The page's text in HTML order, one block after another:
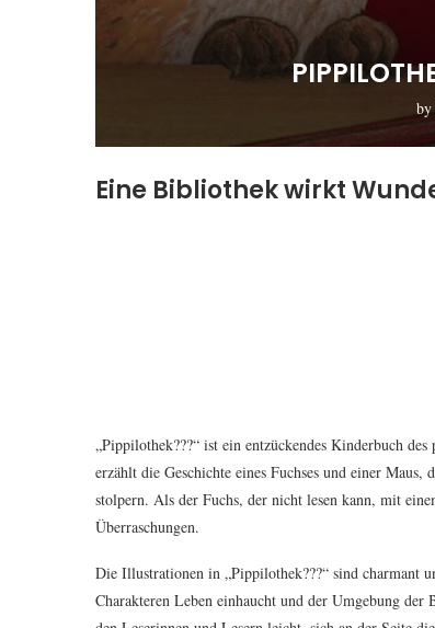
Eine Bibliothek wirkt
„Pippilothek???“ ist ein entzückendes Kinderbuch
erzählt die Geschichte eines Fuchses und einer
stolpern. Als der Fuchs, der nicht lesen kann, mit
Überraschungen.
Die Illustrationen in „Pippilothek???“ sind charmant
Charakteren Leben einhaucht und der Umgebung